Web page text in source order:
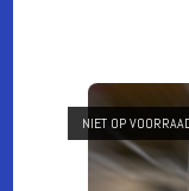
NIET OP